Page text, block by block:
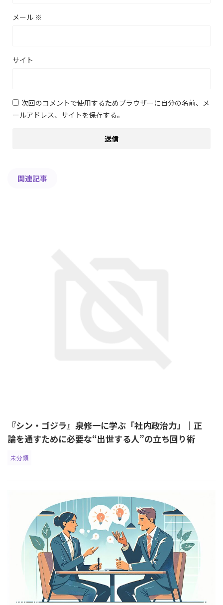
メール ※
サイト
次回のコメントで使用するためブラウザーに自分の名前、メ
ールアドレス、サイトを保存する。
関連記事
『シン・ゴジラ』泉修一に学ぶ「社内政治力」｜正
論を通すために必要な“出世する人”の立ち回り術
未分類